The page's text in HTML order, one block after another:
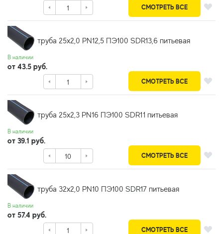
СМОТРЕТЬ ВСЕ
труба 25х2,0 PN12,5 ПЭ100 SDR13,6 питьевая
В наличии
от 43.5 руб.
СМОТРЕТЬ ВСЕ
труба 25х2,3 PN16 ПЭ100 SDR11 питьевая
В наличии
от 39.1 руб.
СМОТРЕТЬ ВСЕ
труба 32х2,0 PN10 ПЭ100 SDR17 питьевая
В наличии
от 57.4 руб.
СМОТРЕТЬ ВСЕ